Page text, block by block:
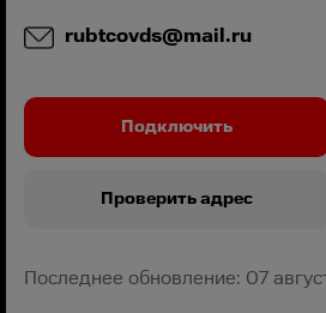
rubtcovds@mail.ru
Подключить
Проверить адрес
Последнее обновление: 07